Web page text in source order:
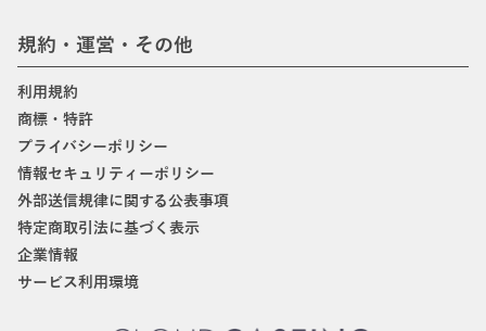
規約・運営・その他
利用規約
商標・特許
プライバシーポリシー
情報セキュリティーポリシー
外部送信規律に関する公表事項
特定商取引法に基づく表示
企業情報
サービス利用環境